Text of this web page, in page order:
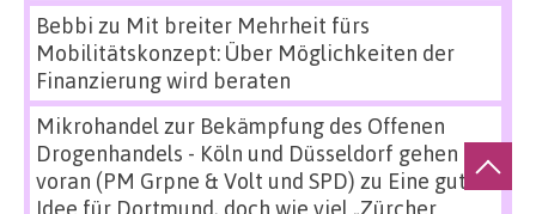
Bebbi zu Mit breiter Mehrheit fürs
Mobilitätskonzept: Über Möglichkeiten der
Finanzierung wird beraten
Mikrohandel zur Bekämpfung des Offenen
Drogenhandels - Köln und Düsseldorf gehen
voran (PM Grpne & Volt und SPD) zu Eine gute
Idee für Dortmund, doch wie viel „Zürcher